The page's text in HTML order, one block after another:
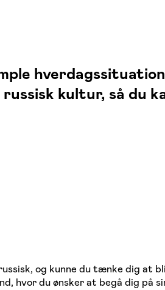
kultur, så du
og kunne du tænke dig at
hvor du ønsker at begå dig på